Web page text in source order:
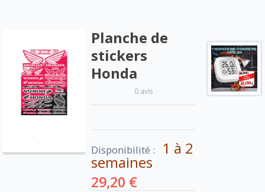
Planche de
stickers
Honda
0 avis
Disponibilité : 1 à 2
semaines
29,20 €